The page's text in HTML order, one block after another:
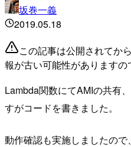
坂巻一義
2019.05.18
この記事は公開されてか
報が古い可能性がありますの
Lambda関数にてAMIの共有
すがコードを書きました。
動作確認も実施しましたので